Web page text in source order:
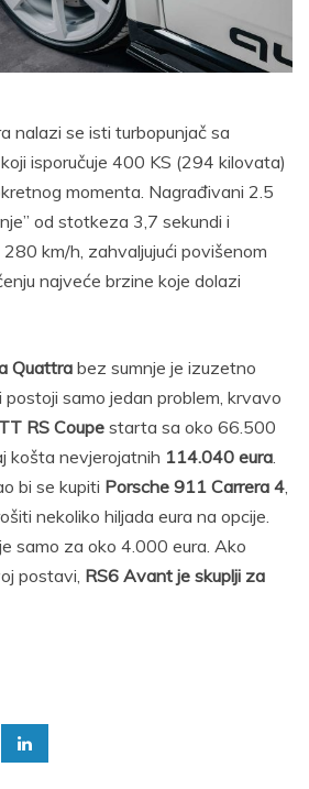
nalazi se isti turbopunjač sa
isporučuje 400 KS (294 kilovata)
momenta. Nagrađivani 2.5
od stotkeza 3,7 sekundi i
km/h, zahvaljujući povišenom
najveće brzine koje dolazi
Quattra bez sumnje je izuzetno
postoji samo jedan problem, krvavo
TT RS Coupe starta sa oko 66.500
košta nevjerojatnih 114.040 eura.
bi se kupiti Porsche 911 Carrera 4,
nekoliko hiljada eura na opcije.
samo za oko 4.000 eura. Ako
postavi, RS6 Avant je skuplji za